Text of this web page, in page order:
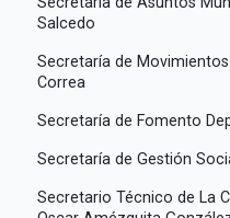
Salcedo
Secretaría de
Correa
Secretaría de Fomento
Secretaría de Gestión
Secretario Técnico de La